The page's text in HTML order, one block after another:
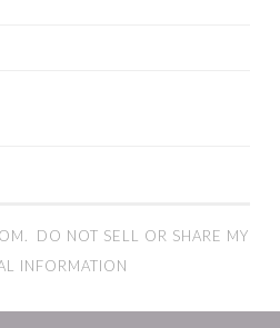
DO NOT SELL OR SHARE MY
INFORMATION